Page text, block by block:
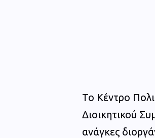
Το Κέντρο
Διοικητικού
ανάγκες